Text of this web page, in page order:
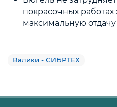
покрасочных работах
максимальную
Валики - СИБРТЕХ